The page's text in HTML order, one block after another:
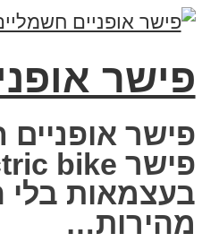
פישר
פישר
בעצמאות בלי
מהירות…